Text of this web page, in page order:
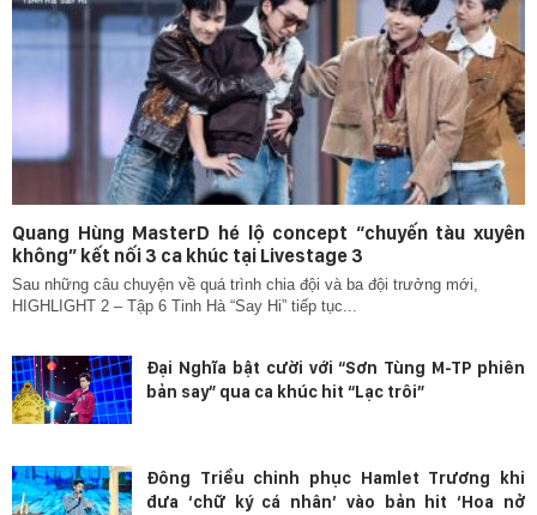
Quang Hùng MasterD hé lộ concept “chuyến tàu xuyên
không” kết nối 3 ca khúc tại Livestage 3
Sau những câu chuyện về quá trình chia đội và ba đội trưởng mới,
HIGHLIGHT 2 – Tập 6 Tinh Hà “Say Hi” tiếp tục...
Đại Nghĩa bật cười với “Sơn Tùng M-TP phiên
bản say” qua ca khúc hit “Lạc trôi”
Đông Triều chinh phục Hamlet Trương khi
đưa ‘chữ ký cá nhân’ vào bản hit ‘Hoa nở